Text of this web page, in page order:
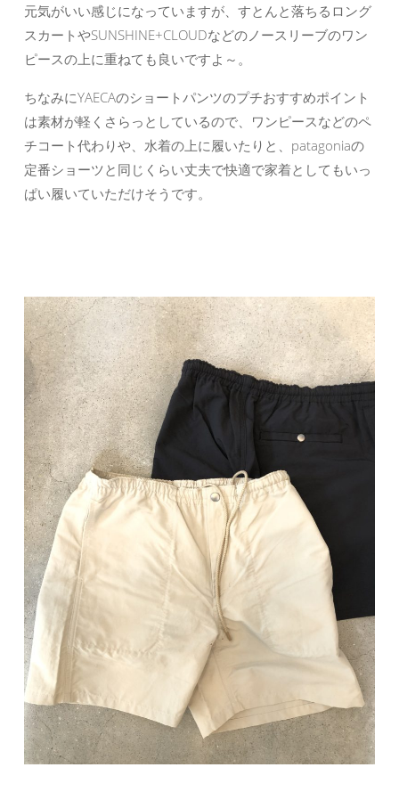
元気がいい感じになっていますが、すとんと落ちるロング
スカートやSUNSHINE+CLOUDなどのノースリーブのワン
ピースの上に重ねても良いですよ～。
ちなみにYAECAのショートパンツのプチおすすめポイント
は素材が軽くさらっとしているので、ワンピースなどのペ
チコート代わりや、水着の上に履いたりと、patagoniaの
定番ショーツと同じくらい丈夫で快適で家着としてもいっ
ぱい履いていただけそうです。